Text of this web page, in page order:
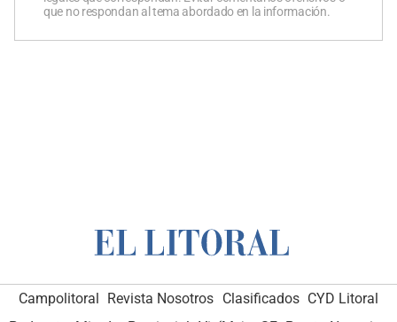
que no respondan al tema abordado en la información.
Campolitoral Revista Nosotros Clasificados CYD Litoral